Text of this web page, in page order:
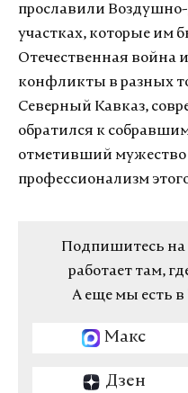
прославили
участках, которые им
Отечественная война
конфликты в разных
Северный Кавказ,
обратился к
отметивший
профессионализм
Подпишитесь на
работает там,
А еще мы есть в
Макс
Дзен